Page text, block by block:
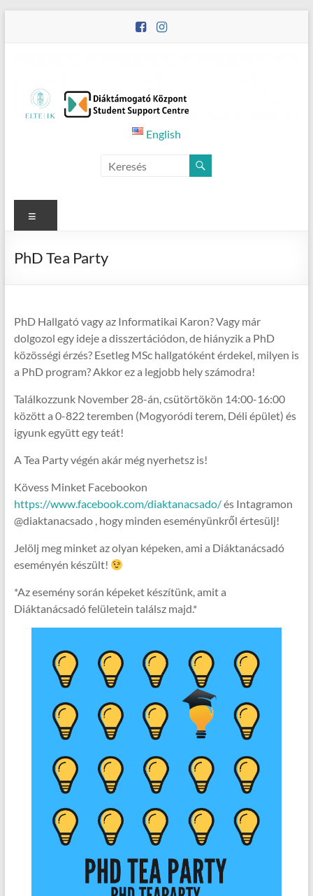
Counselling
English
PhD Tea Party
PhD Hallgató vagy az Informatikai Karon? Vagy már
dolgozol egy ideje a disszertációdon, de hiányzik a PhD
közösségi érzés? Esetleg MSc hallgatóként érdekel, milyen is
a PhD program? Akkor ez a legjobb hely számodra!
Találkozzunk November 28-án, csütörtökön 14:00-16:00
között a 0-822 teremben (Mogyoródi terem, Déli épület) és
igyunk együtt egy teát!
A Tea Party végén akár még nyerhetsz is!
Kövess Minket Facebookon
https://www.facebook.com/diaktanacsado/és Intagramon
@diaktanacsado , hogy minden eseményünkről értesülj!
Jelölj meg minket az olyan képeken, ami a Diáktanácsadó
eseményén készült!
*Az esemény során képeket készítünk, amit a
Diáktanácsadó felületein találsz majd.*